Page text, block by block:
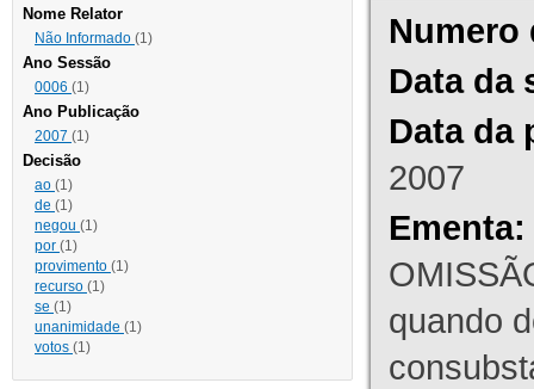
Nome Relator
Não Informado (1)
Ano Sessão
0006 (1)
Ano Publicação
2007 (1)
Decisão
ao (1)
de (1)
negou (1)
por (1)
provimento (1)
recurso (1)
se (1)
unanimidade (1)
votos (1)
Numero
Data da
Data da
2007
Ementa:
quando